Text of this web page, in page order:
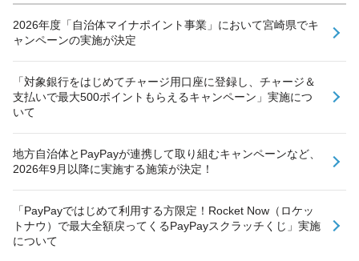
2026年度「自治体マイナポイント事業」において宮崎県でキ
ャンペーンの実施が決定
「対象銀行をはじめてチャージ用口座に登録し、チャージ＆
支払いで最大500ポイントもらえるキャンペーン」実施につ
いて
地方自治体とPayPayが連携して取り組むキャンペーンなど、
2026年9月以降に実施する施策が決定！
「PayPayではじめて利用する方限定！Rocket Now（ロケッ
トナウ）で最大全額戻ってくるPayPayスクラッチくじ」実施
について